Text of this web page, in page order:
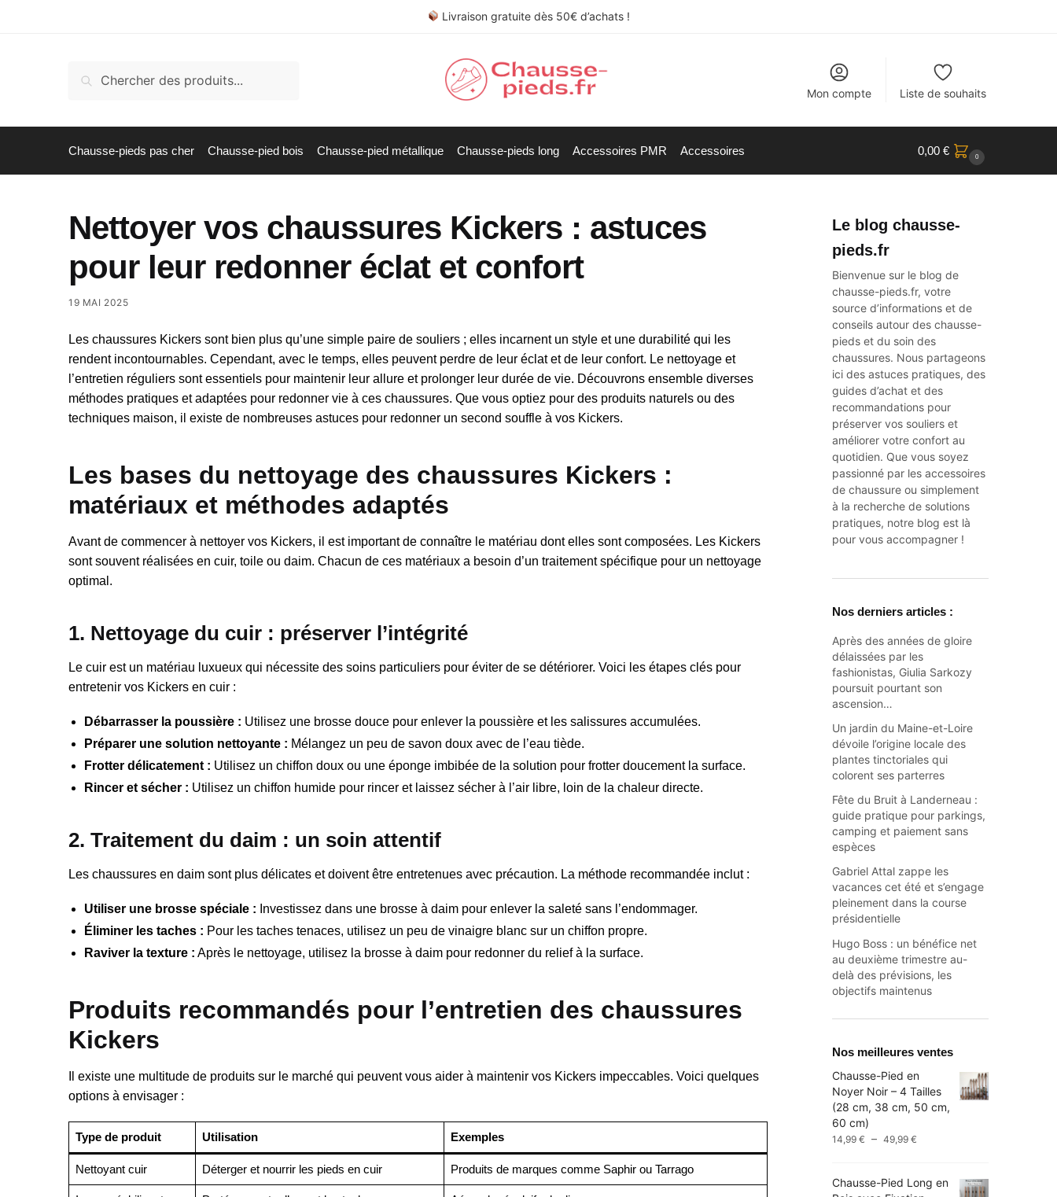
Livraison gratuite dès 50€ d’achats !
pour :
Recherche
Mon compte Liste de souhaits
Chausse-pieds pas cher Chausse-pied bois Chausse-pied métallique Chausse-pieds long Accessoires PMR Accessoires 0,00 € 0
Nettoyer vos chaussures Kickers : astuces
pour leur redonner éclat et confort
19 MAI 2025
Les chaussures Kickers sont bien plus qu’une simple paire de souliers ; elles incarnent un style et une durabilité qui les
rendent incontournables. Cependant, avec le temps, elles peuvent perdre de leur éclat et de leur confort. Le nettoyage et
l’entretien réguliers sont essentiels pour maintenir leur allure et prolonger leur durée de vie. Découvrons ensemble diverses
méthodes pratiques et adaptées pour redonner vie à ces chaussures. Que vous optiez pour des produits naturels ou des
techniques maison, il existe de nombreuses astuces pour redonner un second souffle à vos Kickers.
Les bases du nettoyage des chaussures Kickers :
matériaux et méthodes adaptés
Avant de commencer à nettoyer vos Kickers, il est important de connaître le matériau dont elles sont composées. Les Kickers
sont souvent réalisées en cuir, toile ou daim. Chacun de ces matériaux a besoin d’un traitement spécifique pour un nettoyage
optimal.
1. Nettoyage du cuir : préserver l’intégrité
Le cuir est un matériau luxueux qui nécessite des soins particuliers pour éviter de se détériorer. Voici les étapes clés pour
entretenir vos Kickers en cuir :
Débarrasser la poussière : Utilisez une brosse douce pour enlever la poussière et les salissures accumulées.
Préparer une solution nettoyante : Mélangez un peu de savon doux avec de l’eau tiède.
Frotter délicatement : Utilisez un chiffon doux ou une éponge imbibée de la solution pour frotter doucement la surface.
Rincer et sécher : Utilisez un chiffon humide pour rincer et laissez sécher à l’air libre, loin de la chaleur directe.
2. Traitement du daim : un soin attentif
Les chaussures en daim sont plus délicates et doivent être entretenues avec précaution. La méthode recommandée inclut :
Utiliser une brosse spéciale : Investissez dans une brosse à daim pour enlever la saleté sans l’endommager.
Éliminer les taches : Pour les taches tenaces, utilisez un peu de vinaigre blanc sur un chiffon propre.
Raviver la texture : Après le nettoyage, utilisez la brosse à daim pour redonner du relief à la surface.
Produits recommandés pour l’entretien des chaussures
Kickers
Il existe une multitude de produits sur le marché qui peuvent vous aider à maintenir vos Kickers impeccables. Voici quelques
options à envisager :
Type de produit Utilisation Exemples
Nettoyant cuir Déterger et nourrir les pieds en cuir Produits de marques comme Saphir ou Tarrago
Le blog chausse-
pieds.fr
Bienvenue sur le blog de
chausse-pieds.fr, votre
source d’informations et de
conseils autour deschausse-
pieds et du soin des
chaussures. Nous partageons
ici des astuces pratiques, des
guides d’achat et des
recommandations pour
préserver vos souliers et
améliorer votre confort au
quotidien. Que vous soyez
passionné par les accessoires
de chaussure ou simplement
à la recherche de solutions
pratiques, notre blog est là
pour vous accompagner !
Nos derniers articles :
Après des années de gloire
délaissées par les
fashionistas, Giulia Sarkozy
poursuit pourtant son
ascension…
Un jardin du Maine-et-Loire
dévoile l’origine locale des
plantes tinctoriales qui
colorent ses parterres
Fête du Bruit à Landerneau :
guide pratique pour parkings,
camping et paiement sans
espèces
Gabriel Attal zappe les
vacances cet été et s’engage
pleinement dans la course
présidentielle
Hugo Boss : un bénéfice net
au deuxième trimestre au-
delà des prévisions, les
objectifs maintenus
Nos meilleures ventes
Chausse-Pied en
Noyer Noir – 4 Tailles
(28 cm, 38 cm, 50 cm,
60 cm)
14,99€ – 49,99€
14,99 €
Chausse-Pied Long en